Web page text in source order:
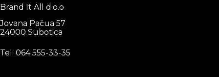
Brand It All d.o.o
Jovana Pačua 57
24000 Subotica
Tel: 064 555-33-35